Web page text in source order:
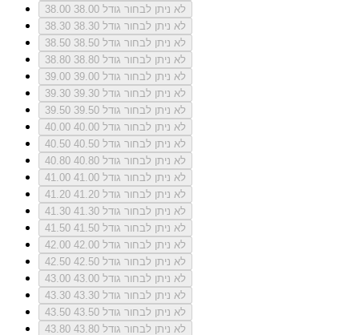
38.00
לא ניתן לבחור גודל 38.00
38.30
לא ניתן לבחור גודל 38.30
38.50
לא ניתן לבחור גודל 38.50
38.80
לא ניתן לבחור גודל 38.80
39.00
לא ניתן לבחור גודל 39.00
39.30
לא ניתן לבחור גודל 39.30
39.50
לא ניתן לבחור גודל 39.50
40.00
לא ניתן לבחור גודל 40.00
40.50
לא ניתן לבחור גודל 40.50
40.80
לא ניתן לבחור גודל 40.80
41.00
לא ניתן לבחור גודל 41.00
41.20
לא ניתן לבחור גודל 41.20
41.30
לא ניתן לבחור גודל 41.30
41.50
לא ניתן לבחור גודל 41.50
42.00
לא ניתן לבחור גודל 42.00
42.50
לא ניתן לבחור גודל 42.50
43.00
לא ניתן לבחור גודל 43.00
43.30
לא ניתן לבחור גודל 43.30
43.50
לא ניתן לבחור גודל 43.50
43.80
לא ניתן לבחור גודל 43.80